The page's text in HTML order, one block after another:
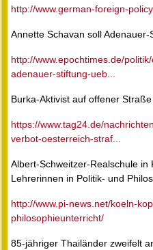
http://www.german-foreign-
Annette Schavan soll
http://www.epochtimes.de/
adenauer-stiftung-ueb...
Burka-Aktivist auf offener
https://www.tag24.de/
verbot-oesterreich-straf...
Albert-Schweitzer-Realschule in
Lehrerinnen in Politik- und
http://www.pi-news.net/koeln-
philosophieunterricht/
85-jähriger Thailänder zweifelt